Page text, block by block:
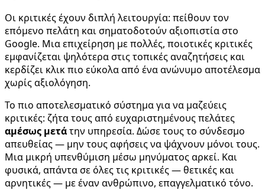
Οι κριτικές έχουν διπλή λειτουργία: πείθουν τον
επόμενο πελάτη και σηματοδοτούν αξιοπιστία στο
Google. Μια επιχείρηση με πολλές, ποιοτικές κριτικές
εμφανίζεται ψηλότερα στις τοπικές αναζητήσεις και
κερδίζει κλικ πιο εύκολα από ένα ανώνυμο αποτέλεσμα
χωρίς αξιολόγηση.
Το πιο αποτελεσματικό σύστημα για να μαζεύεις
κριτικές: ζήτα τους από ευχαριστημένους πελάτες
αμέσως μετάτην υπηρεσία. Δώσε τους το σύνδεσμο
απευθείας — μην τους αφήσεις να ψάχνουν μόνοι τους.
Μια μικρή υπενθύμιση μέσω μηνύματος αρκεί. Και
φυσικά, απάντα σε όλες τις κριτικές — θετικές και
αρνητικές — με έναν ανθρώπινο, επαγγελματικό τόνο.